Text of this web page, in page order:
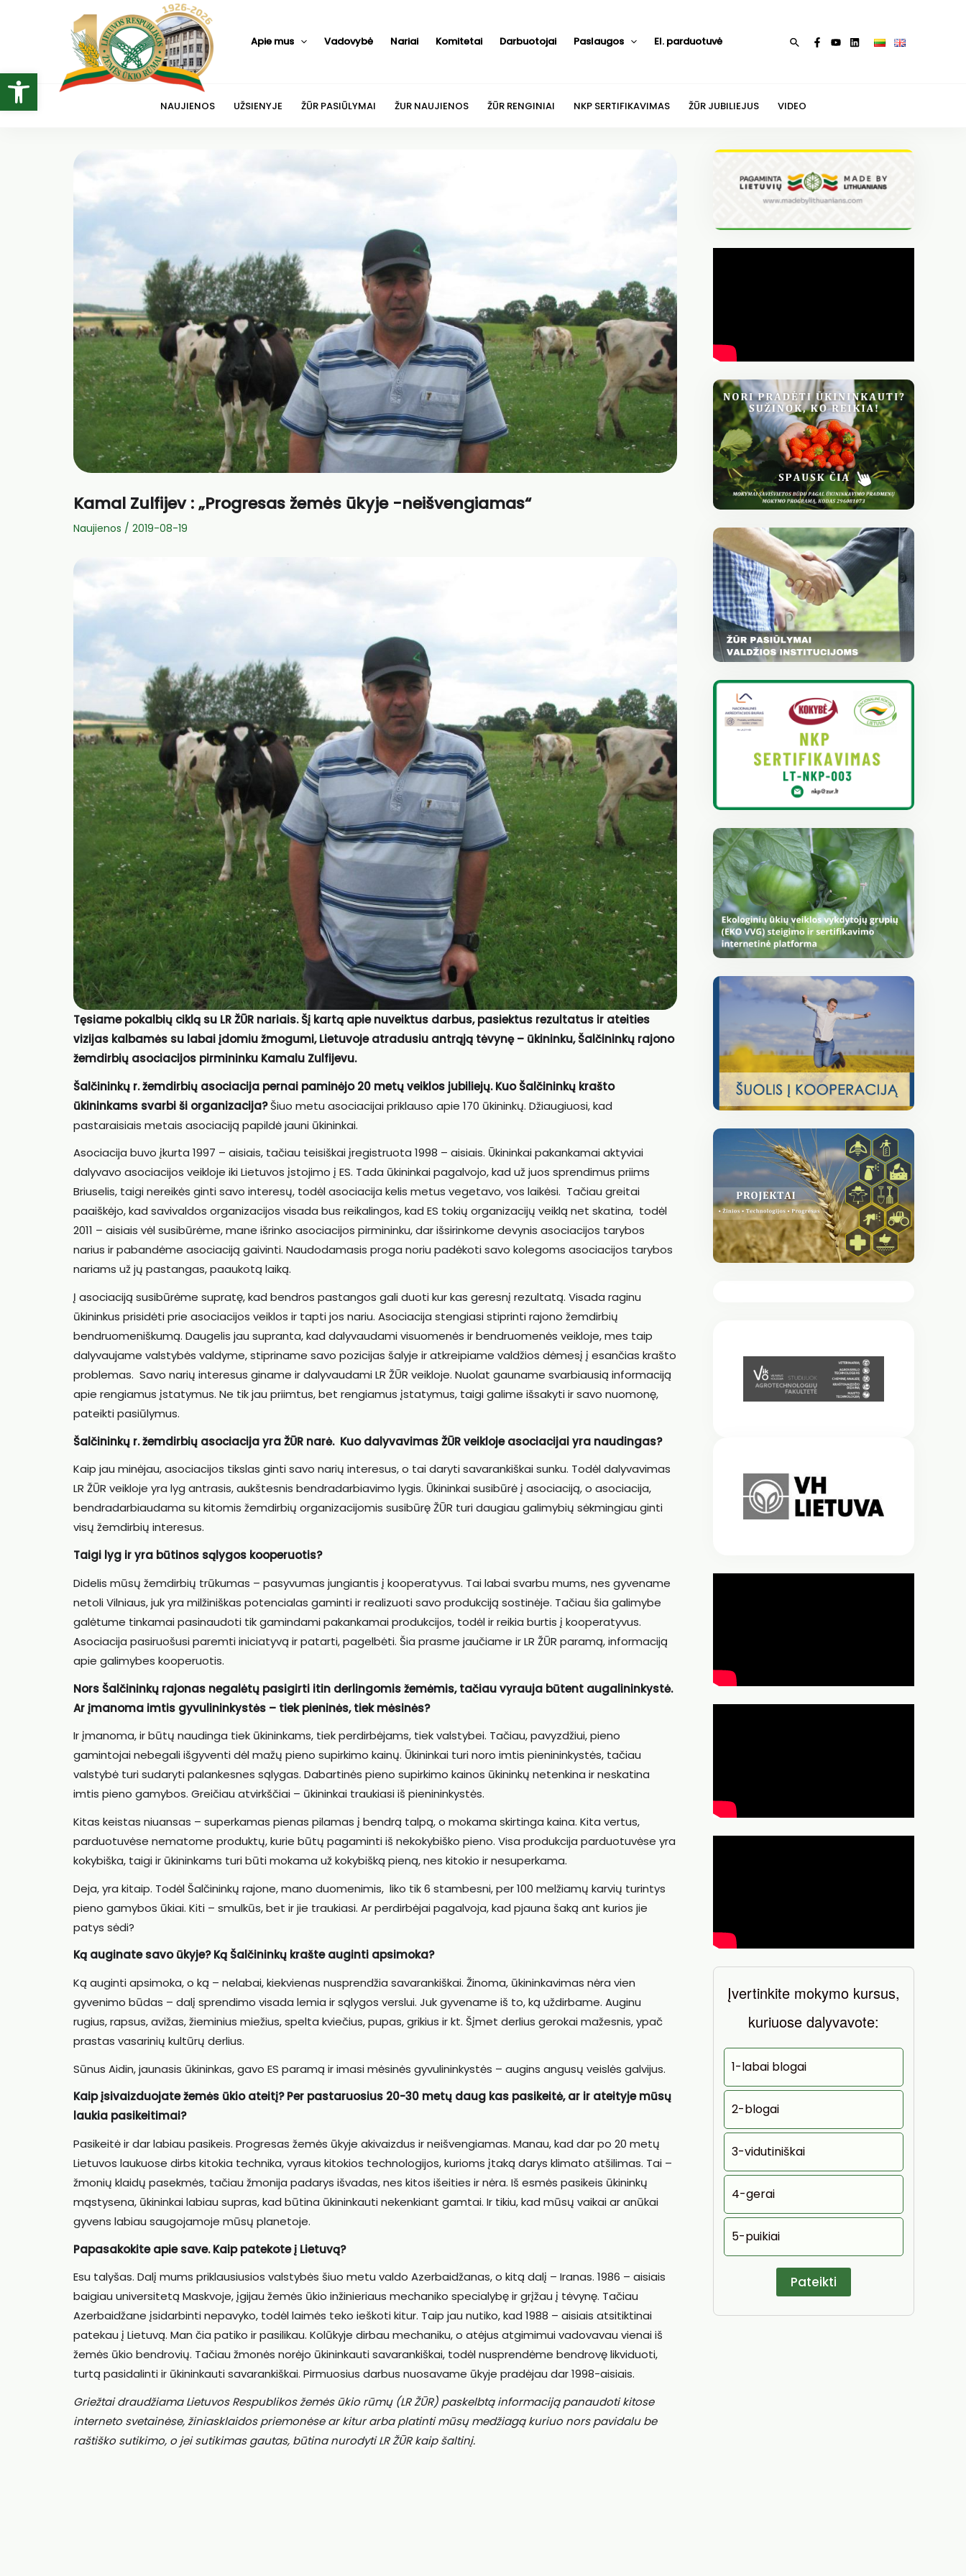
Open toolbar
Apie mus Vadovybė Nariai Komitetai Darbuotojai Paslaugos El. parduotuvė Paieška
NAUJIENOS UŽSIENYJE ŽŪR PASIŪLYMAI ŽUR NAUJIENOS ŽŪR RENGINIAI NKP SERTIFIKAVIMAS ŽŪR JUBILIEJUS VIDEO
Kamal Zulfijev : „Progresas žemės ūkyje -neišvengiamas“
Naujienos / 2019-08-19
Tęsiame pokalbių ciklą su LR ŽŪR nariais. Šį kartą apie nuveiktus darbus, pasiektus rezultatus ir ateities
vizijas kalbamės su labai įdomiu žmogumi, Lietuvoje atradusiu antrąją tėvynę – ūkininku, Šalčininkų rajono
žemdirbių asociacijos pirmininku Kamalu Zulfijevu.
Šalčininkų r. žemdirbių asociacija pernai paminėjo 20 metų veiklos jubiliejų. Kuo Šalčininkų krašto
ūkininkams svarbi ši organizacija?Šiuo metu asociacijai priklauso apie 170 ūkininkų. Džiaugiuosi, kad
pastaraisiais metais asociaciją papildė jauni ūkininkai.
Asociacija buvo įkurta 1997 – aisiais, tačiau teisiškai įregistruota 1998 – aisiais. Ūkininkai pakankamai aktyviai
dalyvavo asociacijos veikloje iki Lietuvos įstojimo į ES. Tada ūkininkai pagalvojo, kad už juos sprendimus priims
Briuselis, taigi nereikės ginti savo interesų, todėl asociacija kelis metus vegetavo, vos laikėsi. Tačiau greitai
paaiškėjo, kad savivaldos organizacijos visada bus reikalingos, kad ES tokių organizacijų veiklą net skatina, todėl
2011 – aisiais vėl susibūrėme, mane išrinko asociacijos pirmininku, dar išsirinkome devynis asociacijos tarybos
narius ir pabandėme asociaciją gaivinti. Naudodamasis proga noriu padėkoti savo kolegoms asociacijos tarybos
nariams už jų pastangas, paaukotą laiką.
Į asociaciją susibūrėme supratę, kad bendros pastangos gali duoti kur kas geresnį rezultatą. Visada raginu
ūkininkus prisidėti prie asociacijos veiklos ir tapti jos nariu. Asociacija stengiasi stiprinti rajono žemdirbių
bendruomeniškumą. Daugelis jau supranta, kad dalyvaudami visuomenės ir bendruomenės veikloje, mes taip
dalyvaujame valstybės valdyme, stipriname savo pozicijas šalyje ir atkreipiame valdžios dėmesį į esančias krašto
problemas. Savo narių interesus giname ir dalyvaudami LR ŽŪR veikloje. Nuolat gauname svarbiausią informaciją
apie rengiamus įstatymus. Ne tik jau priimtus, bet rengiamus įstatymus, taigi galime išsakyti ir savo nuomonę,
pateikti pasiūlymus.
Šalčininkų r. žemdirbių asociacija yra ŽŪR narė. Kuo dalyvavimas ŽŪR veikloje asociacijai yra naudingas?
Kaip jau minėjau, asociacijos tikslas ginti savo narių interesus, o tai daryti savarankiškai sunku. Todėl dalyvavimas
LR ŽŪR veikloje yra lyg antrasis, aukštesnis bendradarbiavimo lygis. Ūkininkai susibūrė į asociaciją, o asociacija,
bendradarbiaudama su kitomis žemdirbių organizacijomis susibūrę ŽŪR turi daugiau galimybių sėkmingiau ginti
visų žemdirbių interesus.
Taigi lyg ir yra būtinos sąlygos kooperuotis?
Didelis mūsų žemdirbių trūkumas – pasyvumas jungiantis į kooperatyvus. Tai labai svarbu mums, nes gyvename
netoli Vilniaus, juk yra milžiniškas potencialas gaminti ir realizuoti savo produkciją sostinėje. Tačiau šia galimybe
galėtume tinkamai pasinaudoti tik gamindami pakankamai produkcijos, todėl ir reikia burtis į kooperatyvus.
Asociacija pasiruošusi paremti iniciatyvą ir patarti, pagelbėti. Šia prasme jaučiame ir LR ŽŪR paramą, informaciją
apie galimybes kooperuotis.
Nors Šalčininkų rajonas negalėtų pasigirti itin derlingomis žemėmis, tačiau vyrauja būtent augalininkystė.
Ar įmanoma imtis gyvulininkystės – tiek pieninės, tiek mėsinės?
Ir įmanoma, ir būtų naudinga tiek ūkininkams, tiek perdirbėjams, tiek valstybei. Tačiau, pavyzdžiui, pieno
gamintojai nebegali išgyventi dėl mažų pieno supirkimo kainų. Ūkininkai turi noro imtis pienininkystės, tačiau
valstybė turi sudaryti palankesnes sąlygas. Dabartinės pieno supirkimo kainos ūkininkų netenkina ir neskatina
imtis pieno gamybos. Greičiau atvirkščiai – ūkininkai traukiasi iš pienininkystės.
Kitas keistas niuansas – superkamas pienas pilamas į bendrą talpą, o mokama skirtinga kaina. Kita vertus,
parduotuvėse nematome produktų, kurie būtų pagaminti iš nekokybiško pieno. Visa produkcija parduotuvėse yra
kokybiška, taigi ir ūkininkams turi būti mokama už kokybišką pieną, nes kitokio ir nesuperkama.
Deja, yra kitaip. Todėl Šalčininkų rajone, mano duomenimis, liko tik 6 stambesni, per 100 melžiamų karvių turintys
pieno gamybos ūkiai. Kiti – smulkūs, bet ir jie traukiasi. Ar perdirbėjai pagalvoja, kad pjauna šaką ant kurios jie
patys sėdi?
Ką auginate savo ūkyje? Ką Šalčininkų krašte auginti apsimoka?
Ką auginti apsimoka, o ką – nelabai, kiekvienas nusprendžia savarankiškai. Žinoma, ūkininkavimas nėra vien
gyvenimo būdas – dalį sprendimo visada lemia ir sąlygos verslui. Juk gyvename iš to, ką uždirbame. Auginu
rugius, rapsus, avižas, žieminius miežius, spelta kviečius, pupas, grikius ir kt. Šįmet derlius gerokai mažesnis, ypač
prastas vasarinių kultūrų derlius.
Sūnus Aidin, jaunasis ūkininkas, gavo ES paramą ir imasi mėsinės gyvulininkystės – augins angusų veislės galvijus.
Kaip įsivaizduojate žemės ūkio ateitį? Per pastaruosius 20-30 metų daug kas pasikeitė, ar ir ateityje mūsų
laukia pasikeitimai?
Pasikeitė ir dar labiau pasikeis. Progresas žemės ūkyje akivaizdus ir neišvengiamas. Manau, kad dar po 20 metų
Lietuvos laukuose dirbs kitokia technika, vyraus kitokios technologijos, kurioms įtaką darys klimato atšilimas. Tai –
žmonių klaidų pasekmės, tačiau žmonija padarys išvadas, nes kitos išeities ir nėra. Iš esmės pasikeis ūkininkų
mąstysena, ūkininkai labiau supras, kad būtina ūkininkauti nekenkiant gamtai. Ir tikiu, kad mūsų vaikai ar anūkai
gyvens labiau saugojamoje mūsų planetoje.
Papasakokite apie save. Kaip patekote į Lietuvą?
Esu talyšas. Dalį mums priklausiusios valstybės šiuo metu valdo Azerbaidžanas, o kitą dalį – Iranas. 1986 – aisiais
baigiau universitetą Maskvoje, įgijau žemės ūkio inžinieriaus mechaniko specialybę ir grįžau į tėvynę. Tačiau
Azerbaidžane įsidarbinti nepavyko, todėl laimės teko ieškoti kitur. Taip jau nutiko, kad 1988 – aisiais atsitiktinai
patekau į Lietuvą. Man čia patiko ir pasilikau. Kolūkyje dirbau mechaniku, o atėjus atgimimui vadovavau vienai iš
žemės ūkio bendrovių. Tačiau žmonės norėjo ūkininkauti savarankiškai, todėl nusprendėme bendrovę likviduoti,
turtą pasidalinti ir ūkininkauti savarankiškai. Pirmuosius darbus nuosavame ūkyje pradėjau dar 1998-aisiais.
Griežtai draudžiama Lietuvos Respublikos žemės ūkio rūmų (LR ŽŪR) paskelbtą informaciją panaudoti kitose
interneto svetainėse, žiniasklaidos priemonėse ar kitur arba platinti mūsų medžiagą kuriuo nors pavidalu be
raštiško sutikimo, o jei sutikimas gautas, būtina nurodyti LR ŽŪR kaip šaltinį.
Įvertinkite mokymo kursus,
kuriuose dalyvavote:
1-labai blogai
2-blogai
3-vidutiniškai
4-gerai
5-puikiai